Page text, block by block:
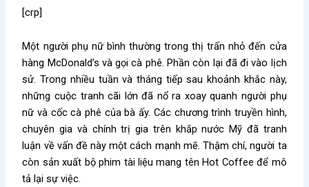
[crp]
Một người phụ nữ bình thường trong thị trấn nhỏ đến cửa
hàng McDonald’s và gọi cà phê. Phần còn lại đã đi vào lịch
sử. Trong nhiều tuần và tháng tiếp sau khoảnh khắc này,
những cuộc tranh cãi lớn đã nổ ra xoay quanh người phụ
nữ và cốc cà phê của bà ấy. Các chương trình truyền hình,
chuyên gia và chính trị gia trên khắp nước Mỹ đã tranh
luận về vấn đề này một cách mạnh mẽ. Thậm chí, người ta
còn sản xuất bộ phim tài liệu mang tên Hot Coffee để mô
tả lại sự việc.